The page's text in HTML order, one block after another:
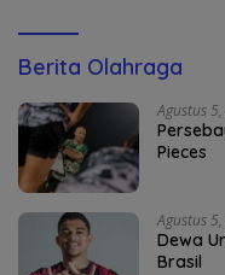
Berita Olahraga
Agustus
Pieces
Agustus
Dewa
Brasil